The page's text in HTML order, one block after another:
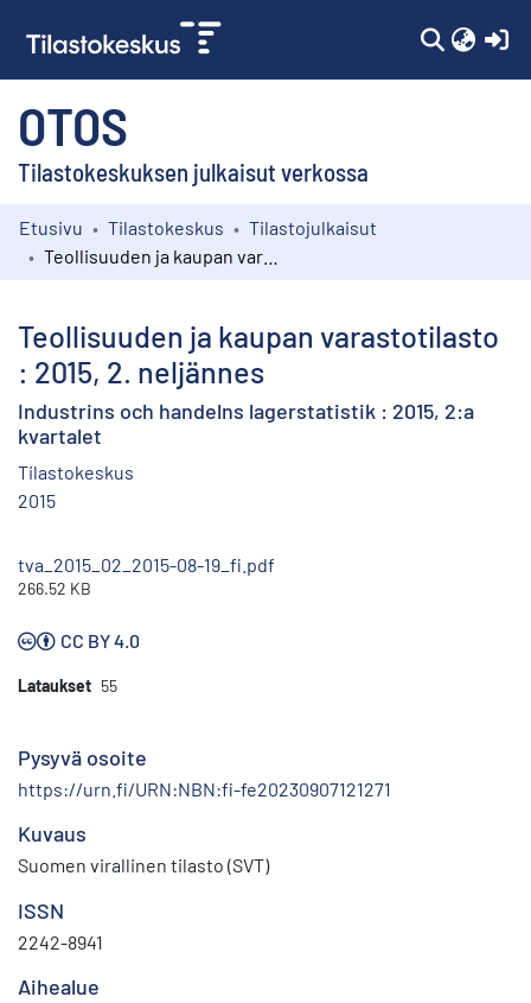
OTOS
Tilastokeskuksen julkaisut verkossa
Kokoelmat
Etusivu Tilastokeskus
Tilastojulkaisut
Teollisuuden ja kaupan varastotilasto
: 2015, 2. neljännes
Industrins och handelns lagerstatistik : 2015, 2:a
kvartalet
Tilastokeskus
2015
tva_2015_02_2015-08-19_fi.pdf
266.52 KB
CC BY 4.0
Lataukset 55
Pysyvä osoite
https://urn.fi/URN:NBN:fi-fe20230907121271
Kuvaus
Suomen virallinen tilasto (SVT)
ISSN
2242-8941
Aihealue